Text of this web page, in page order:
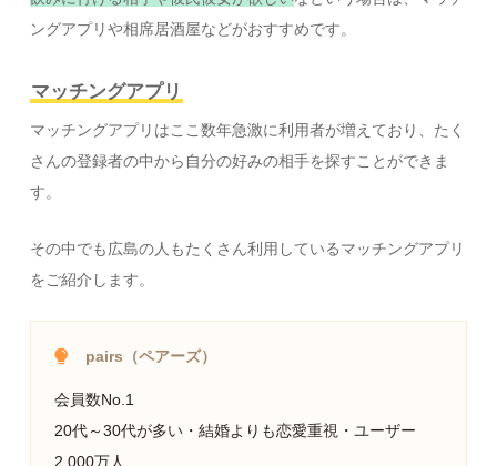
ングアプリや相席居酒屋などがおすすめです。
マッチングアプリ
マッチングアプリはここ数年急激に利用者が増えており、たく
さんの登録者の中から自分の好みの相手を探すことができま
す。
その中でも広島の人もたくさん利用しているマッチングアプリ
をご紹介します。
pairs（ペアーズ）
会員数No.1
20代～30代が多い・結婚よりも恋愛重視・ユーザー
2,000万人